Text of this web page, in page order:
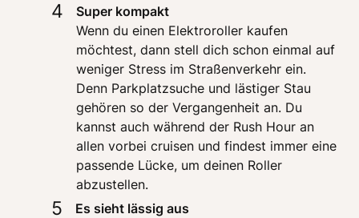
4
Wenn du einen Elektroroller kaufen
möchtest, dann stell dich schon einmal auf
weniger Stress im Straßenverkehr ein.
Denn Parkplatzsuche und lästiger Stau
gehören so der Vergangenheit an. Du
kannst auch während der Rush Hour an
allen vorbei cruisen und findest immer eine
passende Lücke, um deinen Roller
abzustellen.
5